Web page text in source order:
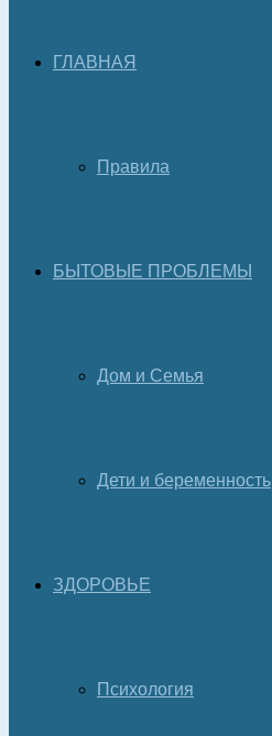
ГЛАВНАЯ
Правила
БЫТОВЫЕ ПРОБЛЕМЫ
Дом и Семья
Дети и беременность
ЗДОРОВЬЕ
Психология